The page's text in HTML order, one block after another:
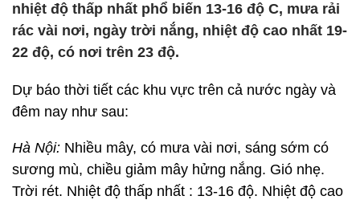
nhiệt độ thấp nhất phổ biến 13-16 độ C, mưa rải
rác vài nơi, ngày trời nắng, nhiệt độ cao nhất 19-
22 độ, có nơi trên 23 độ.
Dự báo thời tiết các khu vực trên cả nước ngày và
đêm nay như sau:
Hà Nội: Nhiều mây, có mưa vài nơi, sáng sớm có
sương mù, chiều giảm mây hửng nắng. Gió nhẹ.
Trời rét. Nhiệt độ thấp nhất : 13-16 độ. Nhiệt độ cao